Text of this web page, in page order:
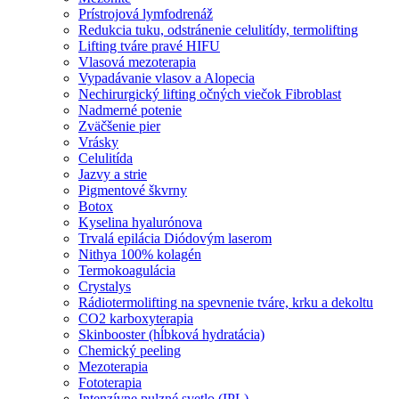
Prístrojová lymfodrenáž
Redukcia tuku, odstránenie celulitídy, termolifting
Lifting tváre pravé HIFU
Vlasová mezoterapia
Vypadávanie vlasov a Alopecia
Nechirurgický lifting očných viečok Fibroblast
Nadmerné potenie
Zväčšenie pier
Vrásky
Celulitída
Jazvy a strie
Pigmentové škvrny
Botox
Kyselina hyalurónova
Trvalá epilácia Diódovým laserom
Nithya 100% kolagén
Termokoagulácia
Crystalys
Rádiotermolifting na spevnenie tváre, krku a dekoltu
CO2 karboxyterapia
Skinbooster (hĺbková hydratácia)
Chemický peeling
Mezoterapia
Fototerapia